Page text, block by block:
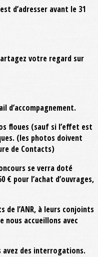
d’adresser avant le 31
votre regard sur
d’accompagnement.
floues (sauf si l’effet est
(les photos doivent
de Contacts)
se verra doté
€ pour l’achat d’ouvrages,
de l’ANR, à leurs conjoints
nous accueillons avec
avez des interrogations.